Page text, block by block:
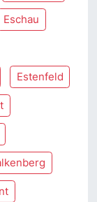
Eschau
Estenfeld